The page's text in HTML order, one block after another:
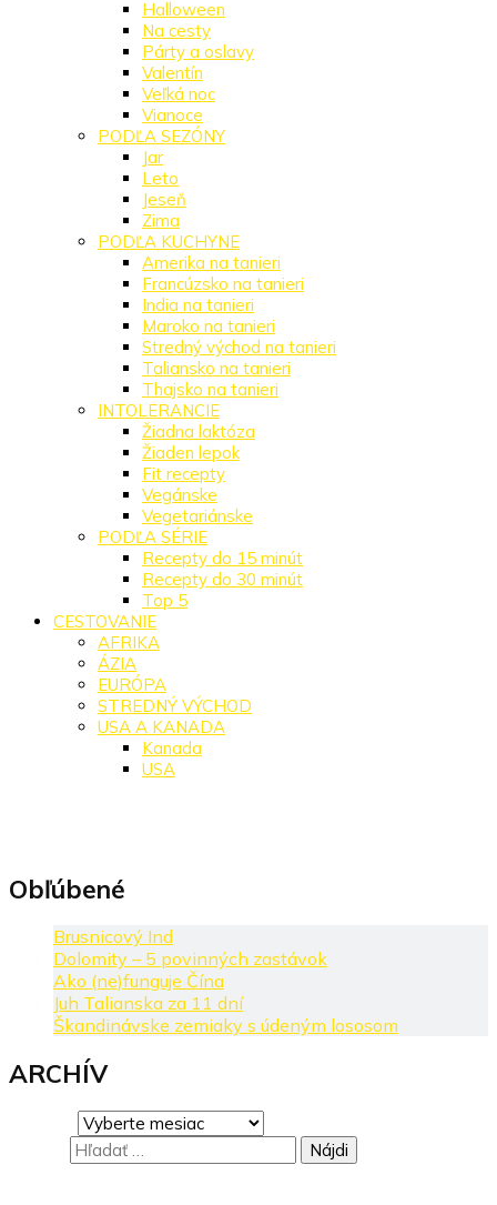
Halloween
Na cesty
Párty a oslavy
Valentín
Veľká noc
Vianoce
PODĽA SEZÓNY
Jar
Leto
Jeseň
Zima
PODĽA KUCHYNE
Amerika na tanieri
Francúzsko na tanieri
India na tanieri
Maroko na tanieri
Stredný východ na tanieri
Taliansko na tanieri
Thajsko na tanieri
INTOLERANCIE
Žiadna laktóza
Žiaden lepok
Fit recepty
Vegánske
Vegetariánske
PODĽA SÉRIE
Recepty do 15 minút
Recepty do 30 minút
Top 5
CESTOVANIE
AFRIKA
ÁZIA
EURÓPA
STREDNÝ VÝCHOD
USA A KANADA
Kanada
USA
Obľúbené
Brusnicový Ind
Dolomity – 5 povinných zastávok
Ako (ne)funguje Čína
Juh Talianska za 11 dní
Škandinávske zemiaky s údeným lososom
ARCHÍV